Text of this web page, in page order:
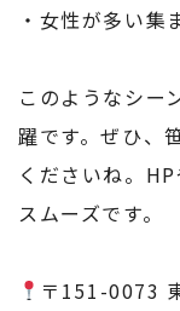
・女性が多い集
このようなシー
躍です。ぜひ、
くださいね。
スムーズです。
〒151-0073